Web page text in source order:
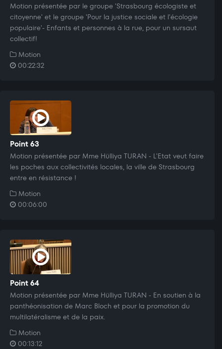
Motion présentée par le groupe 'Strasbourg écologiste et
citoyenne' et le groupe 'Pour la justice sociale et l'écologie
populaire'- Enfants et personnes à la rue, pour un sursaut
collectif!
Motion
00:22:32
Point 63
Motion présentée par Mme Hülliya TURAN - L'Etat veut faire
les poches aux collectivités locales, la ville de Strasbourg
entre en résistance !
Motion
00:06:00
Point 64
Motion présentée par Mme Hülliya TURAN - En soutien à la
panthéonisation de Marc Bloch et pour la promotion du
multilatéralisme et de la paix.
Motion
00:13:12